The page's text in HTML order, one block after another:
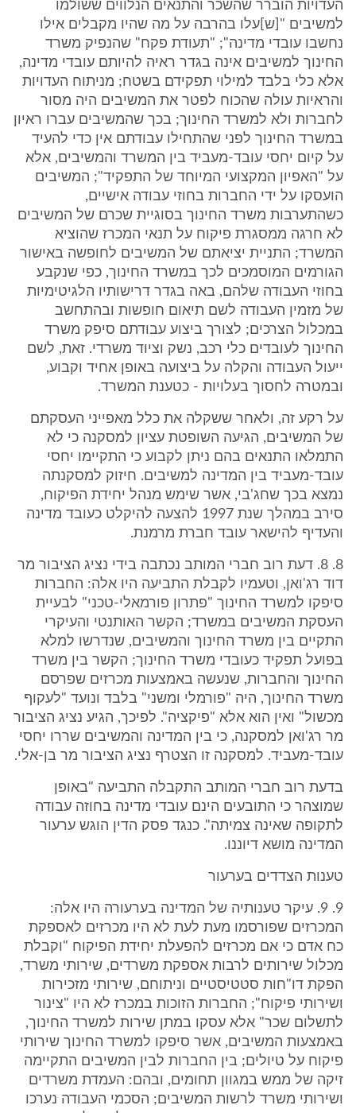
העדויות הוברר שהשכר והתנאים הנלווים ששולמו
למשיבים "[ש]עלו בהרבה על מה שהיו מקבלים אילו
נחשבו עובדי מדינה"; "תעודת פקח" שהנפיק משרד
החינוך למשיבים אינה בגדר ראיה להיותם עובדי מדינה,
אלא כלי בלבד למילוי תפקידם בשטח; מניתוח העדויות
והראיות עולה שהכוח לפטר את המשיבים היה מסור
לחברות ולא למשרד החינוך; בכך שהמשיבים עברו ראיון
במשרד החינוך לפני שהתחילו עבודתם אין כדי להעיד
על קיום יחסי עובד-מעביד בין המשרד והמשיבים, אלא
על "האפיון המקצועי המיוחד של התפקיד"; המשיבים
הועסקו על ידי החברות בחוזי עבודה אישיים,
כשהתערבות משרד החינוך בסוגיית שכרם של המשיבים
לא חרגה ממסגרת פיקוח על תנאי המכרז שהוציא
המשרד; התניית יציאתם של המשיבים לחופשה באישור
הגורמים המוסמכים לכך במשרד החינוך, כפי שנקבע
בחוזי העבודה שלהם, באה בגדר דרישותיו הלגיטימיות
של מזמין העבודה לשם תיאום חופשות ובהתחשב
במכלול הצרכים; לצורך ביצוע עבודתם סיפק משרד
החינוך לעובדים כלי רכב, נשק וציוד משרדי. זאת, לשם
ייעול העבודה והקלה על ביצועה באופן אחיד וקבוע,
ובמטרה לחסוך בעלויות - כטענת המשרד.
על רקע זה, ולאחר ששקלה את כלל מאפייני העסקתם
של המשיבים, הגיעה השופטת עציון למסקנה כי לא
התמלאו התנאים בהם ניתן לקבוע כי התקיימו יחסי
עובד-מעביד בין המדינה למשיבים. חיזוק למסקנתה
נמצא בכך שחג'בי, אשר שימש מנהל יחידת הפיקוח,
סירב במהלך שנת 1997 להצעה להיקלט כעובד מדינה
והעדיף להישאר עובד חברת מרמנת.
8. 8. דעת רוב חברי המותב נכתבה בידי נציג הציבור מר
דוד רג'ואן, וטעמיו לקבלת התביעה היו אלה: החברות
סיפקו למשרד החינוך "פתרון פורמאלי-טכני" לבעיית
העסקת המשיבים במשרד; הקשר האותנטי והעיקרי
התקיים בין משרד החינוך והמשיבים, שנדרשו למלא
בפועל תפקיד כעובדי משרד החינוך; הקשר בין משרד
החינוך והחברות, שנעשה באמצעות מכרזים שפרסם
משרד החינוך, היה "פורמלי ומשני" בלבד ונועד "לעקוף
מכשול" ואין הוא אלא "פיקציה". לפיכך, הגיע נציג הציבור
מר רג'ואן למסקנה, כי בין המדינה והמשיבים שררו יחסי
עובד-מעביד. למסקנה זו הצטרף נציג הציבור מר בן-אלי.
בדעת רוב חברי המותב התקבלה התביעה "באופן
שמוצהר כי התובעים הינם עובדי מדינה בחוזה עבודה
לתקופה שאינה צמיתה". כנגד פסק הדין הוגש ערעור
המדינה מושא דיוננו.
טענות הצדדים בערעור
9. 9. עיקר טענותיה של המדינה בערעורה היו אלה:
המכרזים שפורסמו מעת לעת לא היו מכרזים לאספקת
כח אדם כי אם מכרזים להפעלת יחידת הפיקוח "וקבלת
מכלול שירותים לרבות אספקת משרדים, שירותי משרד,
הפקת דו"חות סטטיסטיים וניתוחם, שירותי מזכירות
ושירותי פיקוח"; החברות הזוכות במכרז לא היו "צינור
לתשלום שכר" אלא עסקו במתן שירות למשרד החינוך,
באמצעות המשיבים, אשר סיפקו למשרד החינוך שירותי
פיקוח על טיולים; בין החברות לבין המשיבים התקיימה
זיקה של ממש במגוון תחומים, ובהם: העמדת משרדים
ושירותי משרד לרשות המשיבים; הסכמי העבודה נערכו